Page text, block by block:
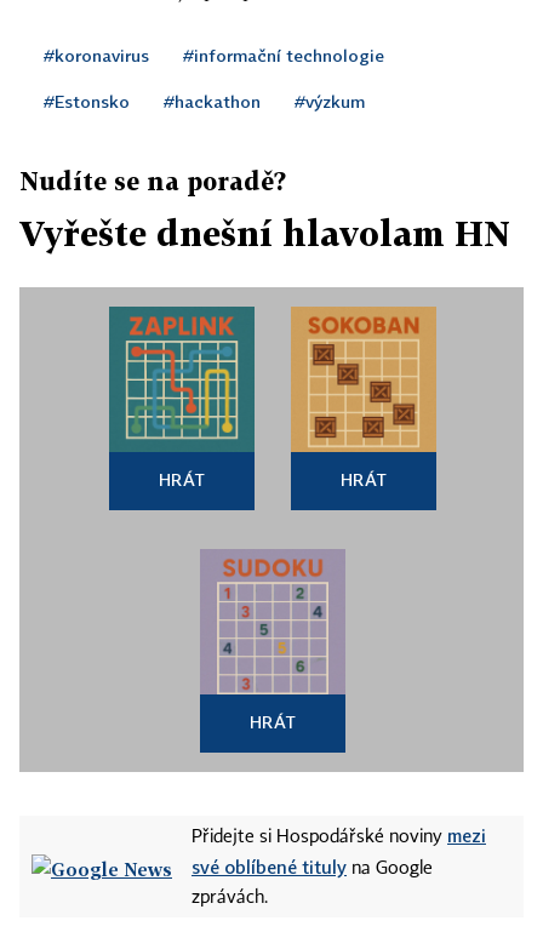
#koronavirus #informační technologie
#Estonsko #hackathon #výzkum
Nudíte se na poradě?
Vyřešte dnešní hlavolam HN
HRÁT HRÁT
HRÁT
Přidejte si Hospodářské noviny mezi
své oblíbené tituly na Google
zprávách.